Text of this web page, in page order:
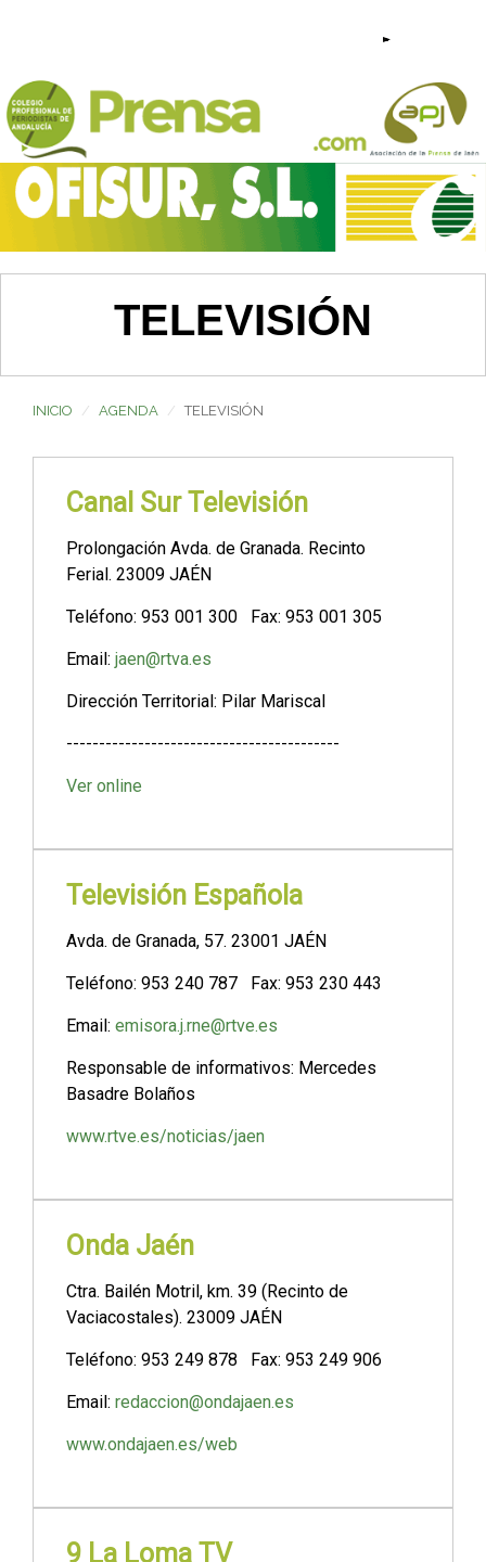
TELEVISIÓN
INICIO AGENDA TELEVISIÓN
Canal Sur Televisión
Prolongación Avda. de Granada. Recinto
Ferial. 23009 JAÉN
Teléfono: 953 001 300 Fax: 953 001 305
Email: jaen@rtva.es
Dirección Territorial: Pilar Mariscal
------------------------------------------
Ver online
Televisión Española
Avda. de Granada, 57. 23001 JAÉN
Teléfono: 953 240 787 Fax: 953 230 443
Email: emisora.j.rne@rtve.es
Responsable de informativos: Mercedes
Basadre Bolaños
www.rtve.es/noticias/jaen
Onda Jaén
Ctra. Bailén Motril, km. 39 (Recinto de
Vaciacostales). 23009 JAÉN
Teléfono: 953 249 878 Fax: 953 249 906
Email: redaccion@ondajaen.es
www.ondajaen.es/web
9 La Loma TV